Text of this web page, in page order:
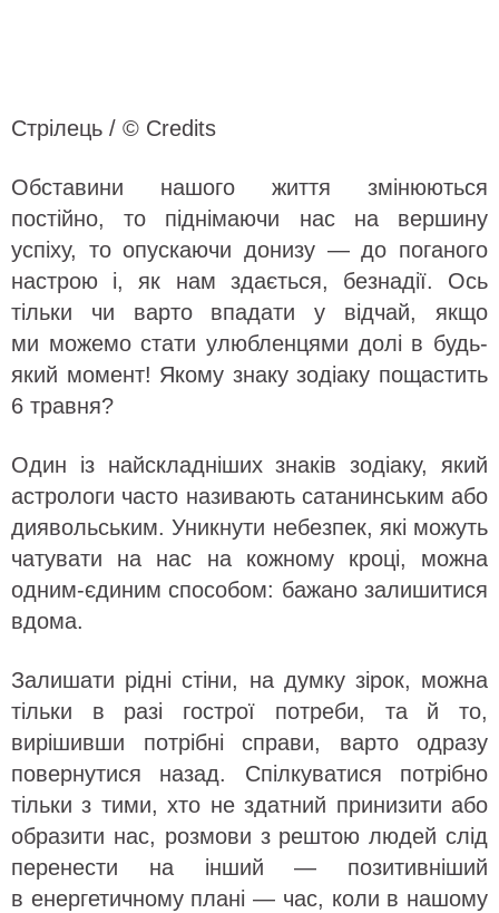
Стрілець / © Credits
Обставини нашого життя змінюються
постійно, то піднімаючи нас на вершину
успіху, то опускаючи донизу — до поганого
настрою і, як нам здається, безнадії. Ось
тільки чи варто впадати у відчай, якщо
ми можемо стати улюбленцями долі в будь-
який момент! Якому знаку зодіаку пощастить
6 травня?
Один із найскладніших знаків зодіаку, який
астрологи часто називають сатанинським або
диявольським. Уникнути небезпек, які можуть
чатувати на нас на кожному кроці, можна
одним-єдиним способом: бажано залишитися
вдома.
Залишати рідні стіни, на думку зірок, можна
тільки в разі гострої потреби, та й то,
вирішивши потрібні справи, варто одразу
повернутися назад. Спілкуватися потрібно
тільки з тими, хто не здатний принизити або
образити нас, розмови з рештою людей слід
перенести на інший — позитивніший
в енергетичному плані — час, коли в нашому